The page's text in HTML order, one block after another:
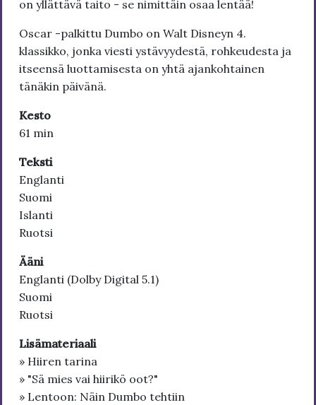
on yllättävä taito - se nimittäin osaa lentää!
Oscar -palkittu Dumbo on Walt Disneyn 4.
klassikko, jonka viesti ystävyydestä, rohkeudesta ja
itseensä luottamisesta on yhtä ajankohtainen
tänäkin päivänä.
Kesto
61 min
Teksti
Englanti
Suomi
Islanti
Ruotsi
Ääni
Englanti (Dolby Digital 5.1)
Suomi
Ruotsi
Lisämateriaali
» Hiiren tarina
» "Sä mies vai hiirikö oot?"
» Lentoon: Näin Dumbo tehtiin